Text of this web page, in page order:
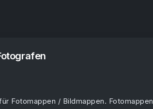
Fotomappen / Bildmappen. Fotomappen